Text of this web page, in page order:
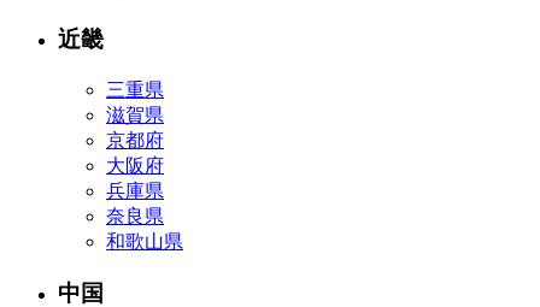
近畿
三重県
滋賀県
京都府
大阪府
兵庫県
奈良県
和歌山県
中国